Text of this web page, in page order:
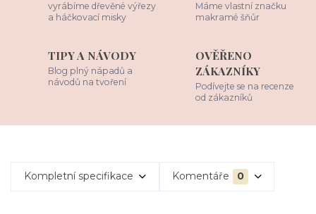
vyrábíme dřevěné výřezy
a háčkovací misky
Máme vlastní značku
makramé šňůr
TIPY A NÁVODY
Blog plný nápadů a
návodů na tvoření
OVĚŘENO
ZÁKAZNÍKY
Podívejte se na recenze
od zákazníků
Kompletní specifikace Komentáře 0